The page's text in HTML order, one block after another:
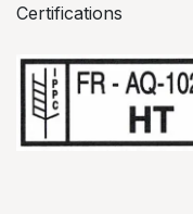
Certifications